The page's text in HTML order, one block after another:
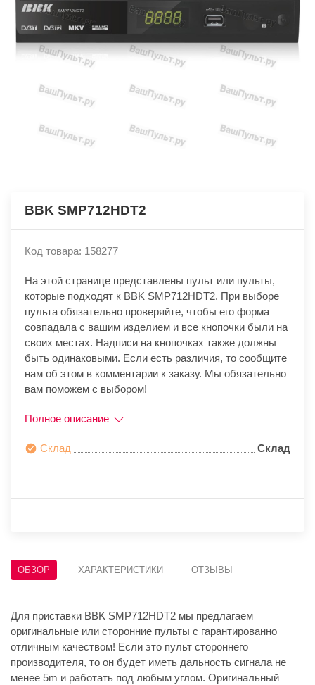
BBK SMP712HDT2
Код товара: 158277
На этой странице представлены пульт или пульты,
которые подходят к BBK SMP712HDT2. При выборе
пульта обязательно проверяйте, чтобы его форма
совпадала с вашим изделием и все кнопочки были на
своих местах. Надписи на кнопочках также должны
быть одинаковыми. Если есть различия, то сообщите
нам об этом в комментарии к заказу. Мы обязательно
вам поможем с выбором!
Полное описание
Склад Склад
ОБЗОР ХАРАКТЕРИСТИКИ ОТЗЫВЫ
Для приставки BBK SMP712HDT2 мы предлагаем
оригинальные или сторонние пульты с гарантированно
отличным качеством! Если это пульт стороннего
производителя, то он будет иметь дальность сигнала не
менее 5m и работать под любым углом. Оригинальный